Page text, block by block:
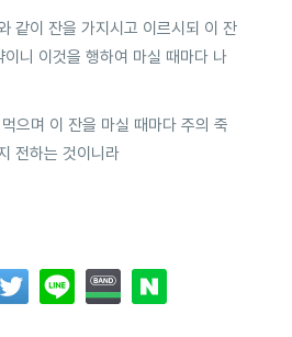
같이 잔을 가지시고 이르시되 이 잔
니 이것을 행하여 마실 때마다 나
으며 이 잔을 마실 때마다 주의 죽
전하는 것이니라